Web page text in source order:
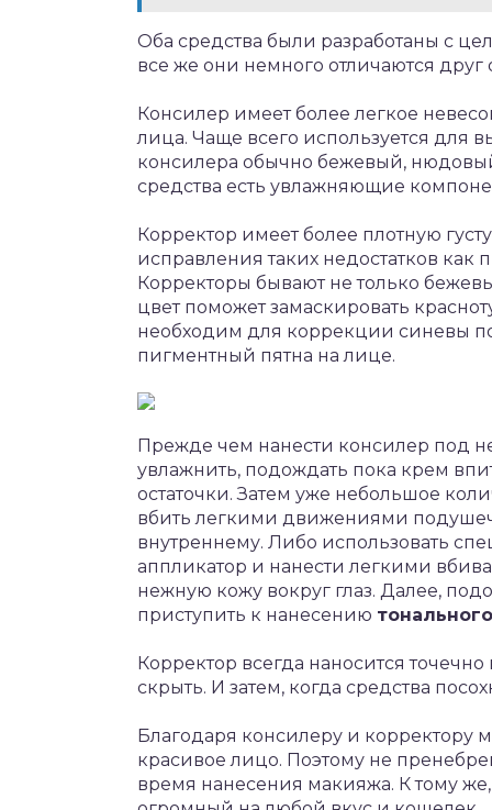
Оба средства были разработаны с
все же они немного отличаются друг
Консилер имеет более легкое
лица. Чаще всего используется для
консилера обычно бежевый,
средства есть увлажняющие
Корректор имеет более плотную
исправления таких недостатков
Корректоры бывают не только
цвет поможет замаскировать
необходим для коррекции синевы
пигментный пятна на лице.
Прежде чем нанести консилер под
увлажнить, подождать пока крем
остаточки. Затем уже небольшое
вбить легкими движениями
внутреннему. Либо использовать
аппликатор и нанести легкими
нежную кожу вокруг глаз. Далее,
приступить к нанесению
Корректор всегда наносится
скрыть. И затем, когда средства
Благодаря консилеру и корректору
красивое лицо. Поэтому не
время нанесения макияжа. К тому